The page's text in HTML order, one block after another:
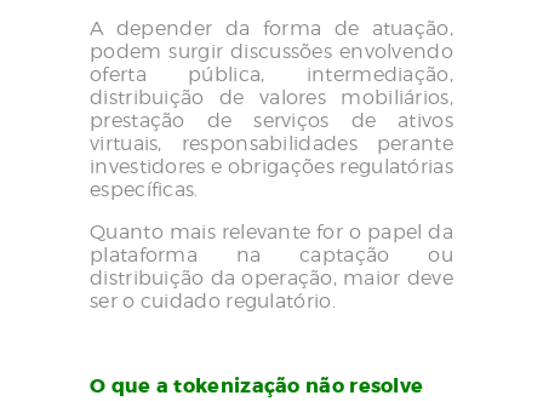
A depender da forma de atuação,
podem surgir discussões envolvendo
oferta pública, intermediação,
distribuição de valores mobiliários,
prestação de serviços de ativos
virtuais, responsabilidades perante
investidores e obrigações regulatórias
específicas.
Quanto mais relevante for o papel da
plataforma na captação ou
distribuição da operação, maior deve
ser o cuidado regulatório.
O que a tokenização não resolve